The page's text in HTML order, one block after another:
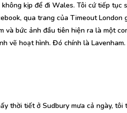
kịp để đi Wales. Tôi cứ tiếp tục
qua trang của Timeout London
và bức ảnh đầu tiên hiện ra là một
vẽ hoạt hình. Đó chính là
thời tiết ở Sudbury mưa cả ngày,